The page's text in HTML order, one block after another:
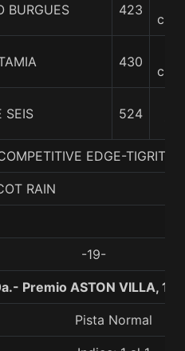
BURGUES 423
430
SEIS 524
EDGE-TIGRITA-
RAIN
-19-
Premio ASTON VILLA,
Pista Normal